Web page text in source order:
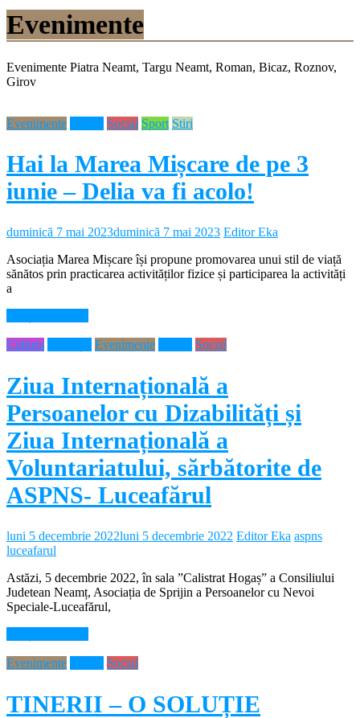
Evenimente
Evenimente Piatra Neamt, Targu Neamt, Roman, Bicaz, Roznov,
Girov
Evenimente Social Sport Stiri
Hai la Marea Mișcare de pe 3
iunie – Delia va fi acolo!
duminică 7 mai 2023duminică 7 mai 2023 Editor Eka
Asociația Marea Mișcare își propune promovarea unui stil de viață
sănătos prin practicarea activităților fizice și participarea la activități
a
Cultura Evenimente Social
Ziua Internațională a
Persoanelor cu Dizabilități și
Ziua Internațională a
Voluntariatului, sărbătorite de
ASPNS- Luceafărul
luni 5 decembrie 2022luni 5 decembrie 2022 Editor Eka aspns
luceafarul
Astăzi, 5 decembrie 2022, în sala ”Calistrat Hogaș” a Consiliului
Judetean Neamț, Asociația de Sprijin a Persoanelor cu Nevoi
Speciale-Luceafărul,
Evenimente Social
TINERII – O SOLUȚIE